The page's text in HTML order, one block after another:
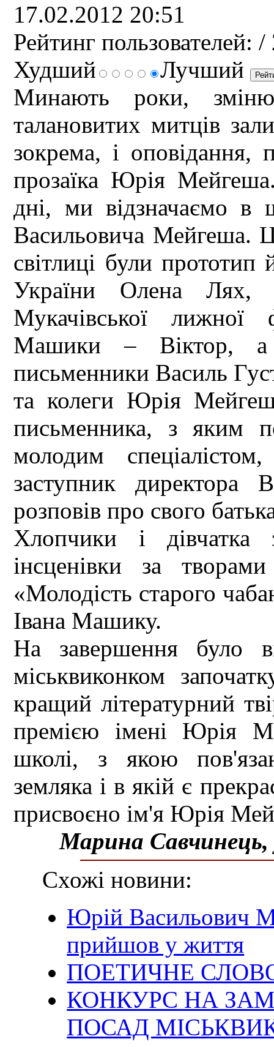
17.02.2012 20:51
Рейтинг пользователей: /
Худший
Лучший
Минають роки,
талановитих митців
зокрема, і оповідання,
прозаїка Юрія
дні, ми відзначаємо в
Васильовича Мейгеша.
світлиці були прототип
України Олена Лях,
Мукачівської лижної
Машики – Віктор, а
письменники Василь
та колеги Юрія
письменника, з яким
молодим
заступник
розповів про свого
Хлопчики і дівчатка
інсценівки за
«Молодість старого
Івана Машику.
На завершення було
міськвиконком
кращий літературний
премією імені Юрія
школі, з якою
земляка і в якій є
присвоєно ім'я Юрія
Марина
Схожі новини:
Юрій Васильович
прийшов у життя
ПОЕТИЧНЕ
КОНКУРС НА
ПОСАД